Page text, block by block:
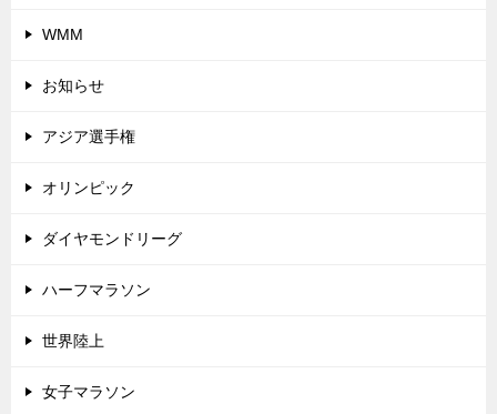
WMM
お知らせ
アジア選手権
オリンピック
ダイヤモンドリーグ
ハーフマラソン
世界陸上
女子マラソン